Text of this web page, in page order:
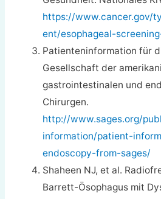
https://www.cancer.gov/
ent/esophageal-
Patienteninformation für
Gesellschaft der
gastrointestinalen und
Chirurgen.
http://www.sages.org/
information/patient-
endoscopy-from-sages/
Shaheen NJ, et al.
Barrett-Ösophagus mit